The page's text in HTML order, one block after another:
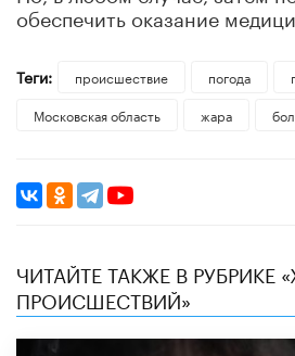
обеспечить оказание
Теги: происшествие погода
Московская область
жара
ЧИТАЙТЕ ТАКЖЕ В РУБРИКЕ
ПРОИСШЕСТВИЙ»